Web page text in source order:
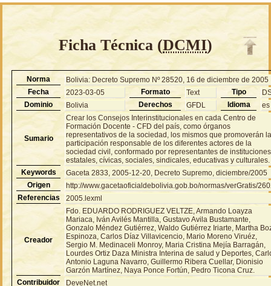
Ficha Técnica (DCMI)
Norma
Bolivia: Decreto Supremo Nº 28520, 16 de diciembre de 2005
Fecha
2023-03-05 Formato Text Tipo
Dominio
Bolivia Derechos GFDL Idioma es
Sumario
Crear los Consejos Interinstitucionales en cada Centro de
Formación Docente - CFD del país, como órganos
representativos de la sociedad, los mismos que promoverán
participación responsable de los diferentes actores de la
sociedad civil, conformado por representantes de instituciones
estatales, cívicas, sociales, sindicales, educativas y culturales.
Keywords
Gaceta 2833, 2005-12-20, Decreto Supremo, diciembre/2005
Origen
http://www.gacetaoficialdebolivia.gob.bo/normas/verGratis/
Referencias
2005.lexml
Creador
Fdo. EDUARDO RODRIGUEZ VELTZE, Armando Loayza
Mariaca, Iván Avilés Mantilla, Gustavo Avila Bustamante,
Gonzalo Méndez Gutiérrez, Waldo Gutiérrez Iriarte, Martha
Espinoza, Carlos Díaz Villavicencio, Mario Moreno Viruéz,
Sergio M. Medinaceli Monroy, Maria Cristina Mejía Barragán,
Lourdes Ortiz Daza Ministra Interina de salud y Deportes,
Antonio Laguna Navarro, Guillermo Ribera Cuellar, Dionisio
Garzón Martínez, Naya Ponce Fortún, Pedro Ticona Cruz.
Contribuidor
DeveNet.net